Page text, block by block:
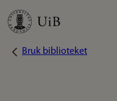
Hopp
Navigasjonssti
Bruk biblioteket